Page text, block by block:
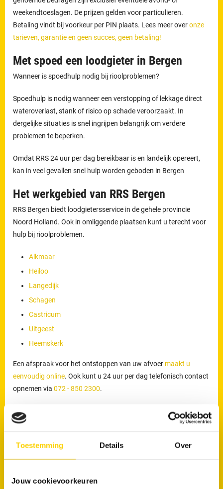
Toestemming Details Over
Jouw cookievoorkeuren
weekendtoeslagen. De prijzen gelden voor particulieren.
Betaling vindt bij voorkeur per PIN plaats. Lees meer overonze
tarieven, garantie en geen succes, geen betaling!
Met spoed een loodgieter in Bergen
Wanneer is spoedhulp nodig bij rioolproblemen?
Spoedhulp is nodig wanneer een verstopping of lekkage direct
wateroverlast, stank of risico op schade veroorzaakt. In
dergelijke situaties is snel ingrijpen belangrijk om verdere
problemen te beperken.
Omdat RRS 24 uur per dag bereikbaar is en landelijk opereert,
kan in veel gevallen snel hulp worden geboden in Bergen
Het werkgebied van RRS Bergen
RRS Bergen biedt loodgietersservice in de gehele provincie
Noord Holland. Ook in omliggende plaatsen kunt u terecht voor
hulp bij rioolproblemen.
Alkmaar
Heiloo
Langedijk
Schagen
Castricum
Uitgeest
Heemskerk
Een afspraak voor het ontstoppen van uw afvoer maakt u
eenvoudig online. Ook kunt u 24 uur per dag telefonisch contact
opnemen via072 - 850 2300.
Werkzaamheden van onze loodgieters
werkzaamheden uit zoals het reinigen, inspecteren en preventief
verstoppingen en onverwachte problemen worden voorkomen.